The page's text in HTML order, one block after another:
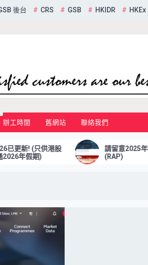
後台 CRS GSB HKIDR HKEx
辦工時間 舊網站 聯絡我們
股
請留意2025年3月7日前更新 報